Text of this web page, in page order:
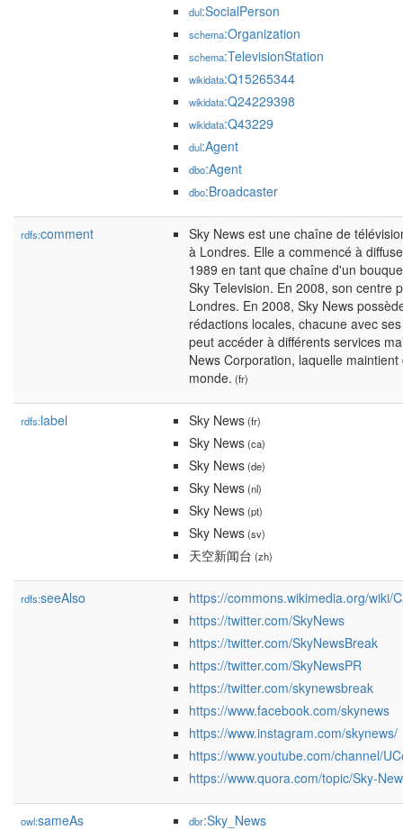
dul:SocialPerson
schema:Organization
schema:TelevisionStation
wikidata:Q15265344
wikidata:Q24229398
wikidata:Q43229
dul:Agent
dbo:Agent
dbo:Broadcaster
rdfs:comment
Sky News est une chaîne de
à Londres. Elle a commencé à
1989 en tant que chaîne d'un
Sky Television. En 2008, son centre
Londres. En 2008, Sky News
rédactions locales, chacune avec
peut accéder à différents services
News Corporation, laquelle
monde. (fr)
rdfs:label Sky News(fr)
Sky News(ca)
Sky News(de)
Sky News(nl)
Sky News(pt)
Sky News(sv)
天空新闻台 (zh)
rdfs:seeAlso
https://commons.wikimedia.org/wiki/
https://twitter.com/SkyNews
https://twitter.com/SkyNewsBreak
https://twitter.com/SkyNewsPR
https://twitter.com/skynewsbreak
https://www.facebook.com/skynews
https://www.instagram.com/skynews/
https://www.youtube.com/channel/
https://www.quora.com/topic/Sky-
owl:sameAs dbr:Sky_News